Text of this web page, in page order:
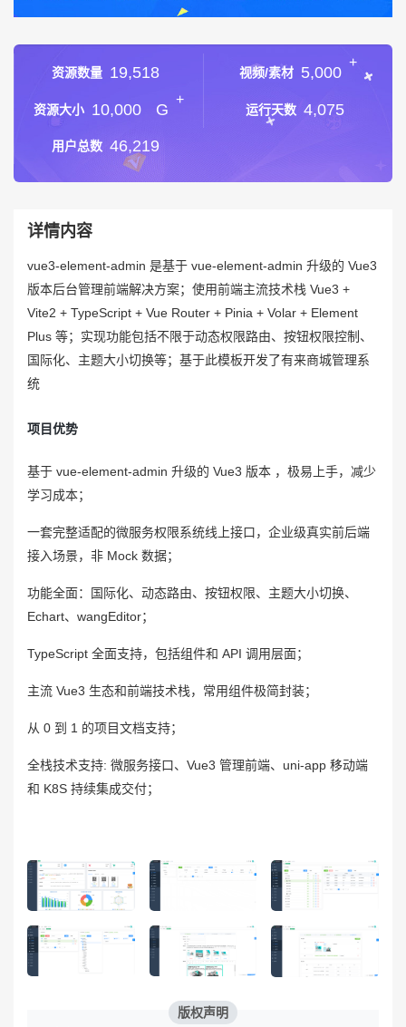
资源数量 19,518 视频/素材 5,000
+
资源大小 10,000 G
+
运行天数 4,075
用户总数 46,219
详情内容
vue3-element-admin 是基于 vue-element-admin 升级的 Vue3
版本后台管理前端解决方案；使用前端主流技术栈 Vue3 +
Vite2 + TypeScript + Vue Router + Pinia + Volar + Element
Plus 等；实现功能包括不限于动态权限路由、按钮权限控制、
国际化、主题大小切换等；基于此模板开发了有来商城管理系
统
项目优势
基于 vue-element-admin 升级的 Vue3 版本 ，极易上手，减少
学习成本；
一套完整适配的微服务权限系统线上接口，企业级真实前后端
接入场景，非 Mock 数据；
功能全面：国际化、动态路由、按钮权限、主题大小切换、
Echart、wangEditor；
TypeScript 全面支持，包括组件和 API 调用层面；
主流 Vue3 生态和前端技术栈，常用组件极简封装；
从 0 到 1 的项目文档支持；
全栈技术支持: 微服务接口、Vue3 管理前端、uni-app 移动端
和 K8S 持续集成交付；
版权声明